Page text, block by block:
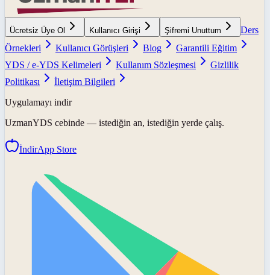
Ücretsiz Üye Ol Kullanıcı Girişi Şifremi Unuttum
Ders
Örnekleri
Kullanıcı Görüşleri Blog
Garantili Eğitim
YDS / e-YDS Kelimeleri
Kullanım Sözleşmesi
Gizlilik
Politikası
İletişim Bilgileri
Uygulamayı indir
UzmanYDS cebinde — istediğin an, istediğin yerde çalış.
İndirApp Store